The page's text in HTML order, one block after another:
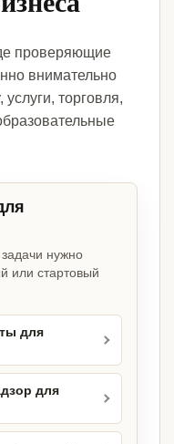
проверяющие
внимательно
торговля,
нужно
или стартовый
для
для